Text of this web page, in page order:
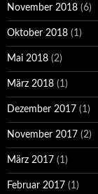
November 2018 (6)
Oktober 2018 (1)
Mai 2018 (2)
März 2018 (1)
Dezember 2017 (1)
November 2017 (2)
März 2017 (1)
Februar 2017 (1)